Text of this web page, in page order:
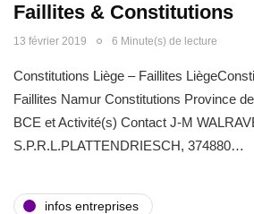
Faillites & Constitutions
13 février 2019 6 Minute(s) de lecture
Constitutions Liège – Faillites
Faillites Namur Constitutions Province
BCE et Activité(s) Contact J-M
S.P.R.L.PLATTENDRIESCH, 374880…
infos entreprises